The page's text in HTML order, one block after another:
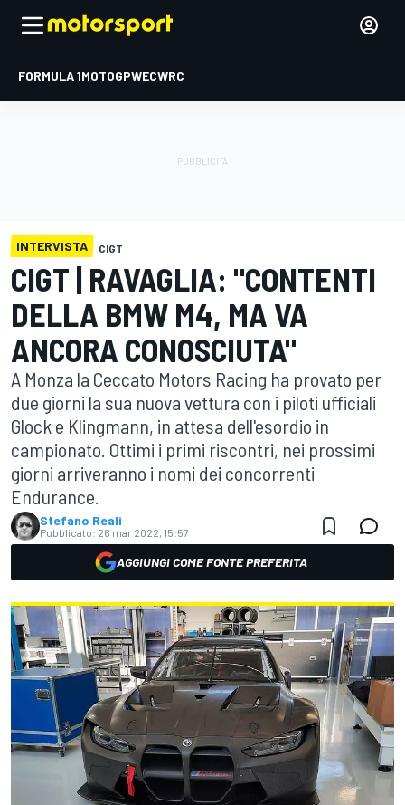
FORMULA 1MOTOGPWECWRC
INTERVISTA CIGT
CIGT | RAVAGLIA: "CONTENTI
DELLA BMW M4, MA VA
ANCORA CONOSCIUTA"
A Monza la Ceccato Motors Racing ha provato per
due giorni la sua nuova vettura con i piloti ufficiali
Glock e Klingmann, in attesa dell'esordio in
campionato. Ottimi i primi riscontri, nei prossimi
giorni arriveranno i nomi dei concorrenti
Endurance.
Stefano Reali
Pubblicato: 26 mar 2022, 15:57
AGGIUNGI COME FONTE PREFERITA